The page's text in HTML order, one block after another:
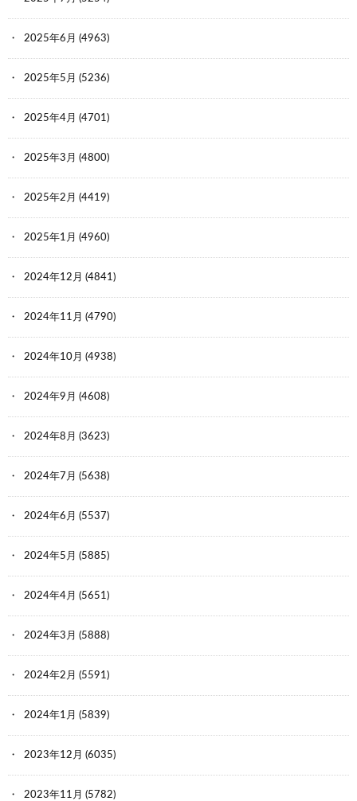
2025年6月 (4963)
2025年5月 (5236)
2025年4月 (4701)
2025年3月 (4800)
2025年2月 (4419)
2025年1月 (4960)
2024年12月 (4841)
2024年11月 (4790)
2024年10月 (4938)
2024年9月 (4608)
2024年8月 (3623)
2024年7月 (5638)
2024年6月 (5537)
2024年5月 (5885)
2024年4月 (5651)
2024年3月 (5888)
2024年2月 (5591)
2024年1月 (5839)
2023年12月 (6035)
2023年11月 (5782)